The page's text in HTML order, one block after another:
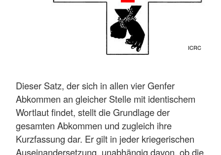
ICRC
Dieser Satz, der sich in allen vier Genfer
Abkommen an gleicher Stelle mit identischem
Wortlaut findet, stellt die Grundlage der
gesamten Abkommen und zugleich ihre
Kurzfassung dar. Er gilt in jeder kriegerischen
Auseinandersetzung, unabhängig davon, ob die